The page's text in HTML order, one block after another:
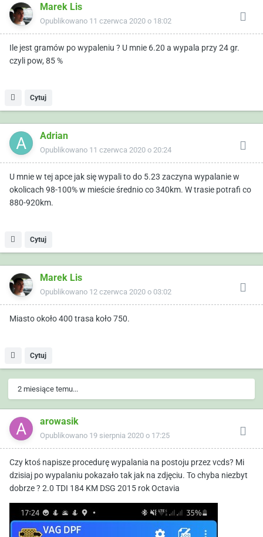
Marek Lis
Opublikowano 11 czerwca 2020 o 18:02
Ile jest gramów po wypaleniu ? U mnie 6.20 a wypala przy 24 gr.
czyli pow, 85 %
Cytuj
Adrian
Opublikowano 11 czerwca 2020 o 20:24
U mnie w tej apce jak się wypali to do 5.23 zaczyna wypalanie w
okolicach 98-100% w mieście średnio co 340km. W trasie potrafi co
880-920km.
Cytuj
Marek Lis
Opublikowano 12 czerwca 2020 o 03:02
Miasto około 400 trasa koło 750.
Cytuj
2 miesiące temu...
arowasik
Opublikowano 19 sierpnia 2020 o 17:25
Czy ktoś napisze procedurę wypalania na postoju przez vcds? Mi
dzisiaj po wypalaniu pokazało tak jak na zdjęciu. To chyba niezbyt
dobrze ? 2.0 TDI 184 KM DSG 2015 rok Octavia